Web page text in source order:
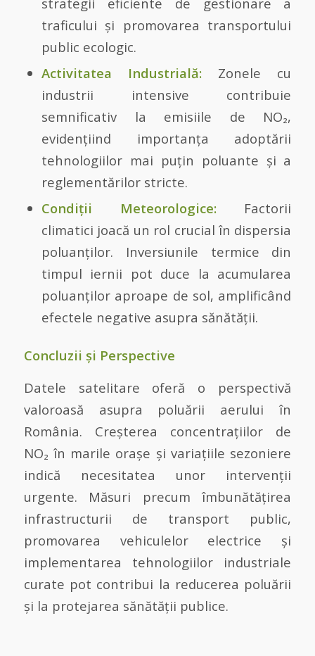
traficului și promovarea transportului
public ecologic.
Activitatea Industrială: Zonele cu
industrii intensive contribuie
semnificativ la emisiile de NO₂,
evidențiind importanța adoptării
tehnologiilor mai puțin poluante și a
reglementărilor stricte.
Condiții Meteorologice:Factorii
climatici joacă un rol crucial în dispersia
poluanților. Inversiunile termice din
timpul iernii pot duce la acumularea
poluanților aproape de sol, amplificând
efectele negative asupra sănătății.
Concluzii și Perspective
Datele satelitare oferă o perspectivă
valoroasă asupra poluării aerului în
România. Creșterea concentrațiilor de
NO₂ în marile orașe și variațiile sezoniere
indică necesitatea unor intervenții
urgente. Măsuri precum îmbunătățirea
infrastructurii de transport public,
promovarea vehiculelor electrice și
implementarea tehnologiilor industriale
curate pot contribui la reducerea poluării
și la protejarea sănătății publice.